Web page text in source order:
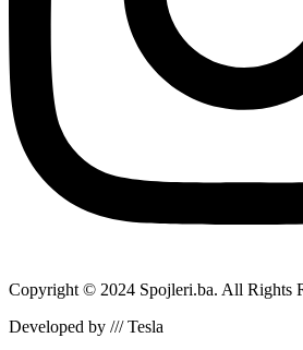
Copyright © 2024 Spojleri.ba. All Rights
Developed by /// Tesla